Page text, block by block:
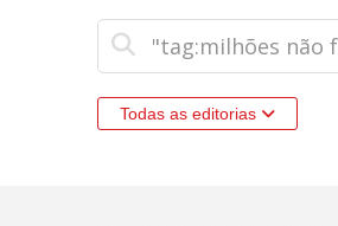
Todas as editorias